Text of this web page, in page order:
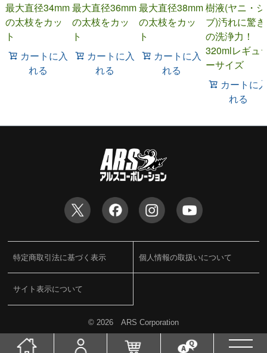
最大直径34mm
の太枝をカッ
ト
カートに入
れる
最大直径36mm
の太枝をカッ
ト
カートに入
れる
最大直径38mm
の太枝をカッ
ト
カートに入
れる
樹液(ヤニ・シ
ブ)汚れに驚き
の洗浄力！
320mlレギュ
ーサイズ
カートに
れる
特定商取引法に基づく表示 個人情報の取扱いについて
サイト表示について
© 2026 ARS Corporation